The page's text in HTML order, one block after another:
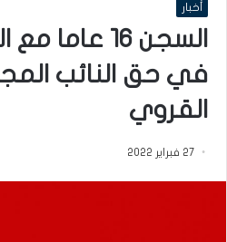
أخبار
السجن 16
في حق النائب
القروي
27 فبراير 2022